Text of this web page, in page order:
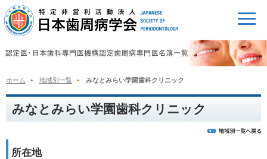
ホーム 地域別一覧 みなとみらい学園歯科クリニック
みなとみらい学園歯科クリニック
所在地